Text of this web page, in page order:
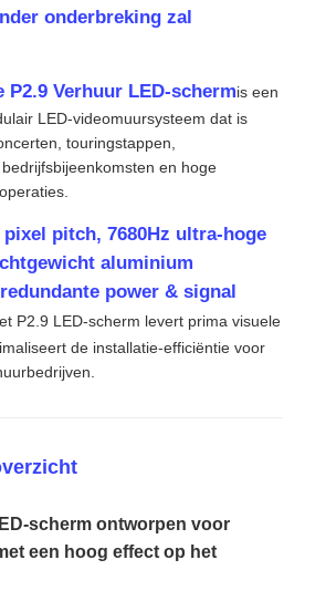
onderbreking zal
P2.9 Verhuur LED-schermis een
LED-videomuursysteem dat is
touringstappen,
en hoge
pitch, 7680Hz ultra-hoge
aluminium
power & signal
P2.9 LED-scherm levert prima visuele
de installatie-efficiëntie voor
scherm ontworpen voor
een hoog effect op het